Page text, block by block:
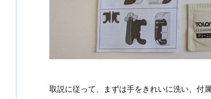
取説に従って、まずは手をきれいに洗い、付